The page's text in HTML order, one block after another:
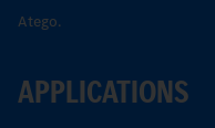
Atego.
APPLICATIONS